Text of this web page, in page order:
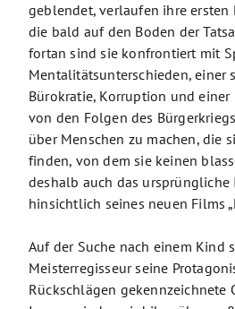
geblendet, verlaufen ihre
die bald auf den Boden der
fortan sind sie konfrontiert mit
Mentalitätsunterschieden, einer
Bürokratie, Korruption und
von den Folgen des
über Menschen zu machen, die
finden, von dem sie keinen
deshalb auch das ursprüngliche
hinsichtlich seines neuen Films
Auf der Suche nach einem Kind
Meisterregisseur seine
Rückschlägen gekennzeichnete